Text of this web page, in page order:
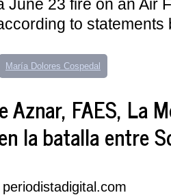
June 23 fire on an Air
to statements
María Dolores Cospedal
Aznar, FAES, La
la batalla entre